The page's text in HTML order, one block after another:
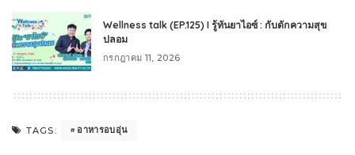
Wellness talk (EP.125) I รู้ทันยาไอซ์ : กับดักความสุข
ปลอม
กรกฎาคม 11, 2026
TAGS: อาหารอบอุ่น